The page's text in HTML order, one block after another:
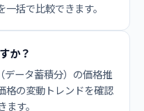
括で比較できます。
か？
データ蓄積分）の価格推
格の変動トレンドを確認
す。